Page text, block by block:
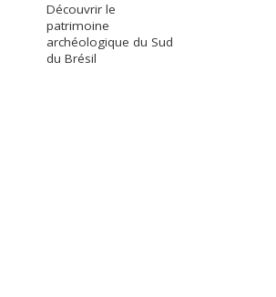
Découvrir le
patrimoine
archéologique du Sud
du Brésil